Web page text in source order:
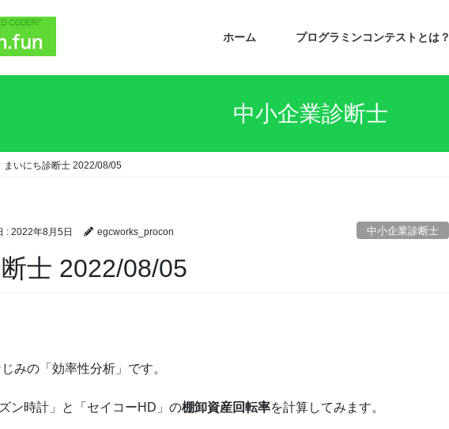
ホーム プログラミンコンテストとは？
中小企業診断士
まいにち診断士 2022/08/05
: 2022年8月5日 egcworks_procon 中小企業診断士
士 2022/08/05
みの「効率性分析」です。
ン時計」と「セイコーHD」の棚卸資産回転率を計算してみます。